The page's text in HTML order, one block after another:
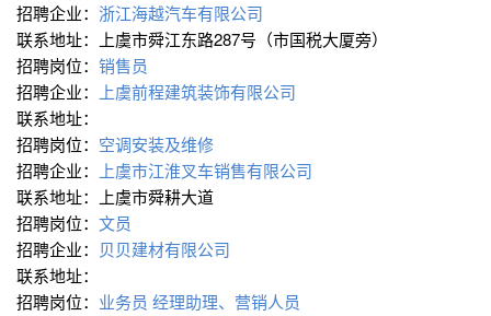
招聘企业： 浙江海越汽车有限公司
联系地址：上虞市舜江东路287号（市国税大厦旁）
招聘岗位： 销售员
招聘企业：
上虞前程建筑装饰有限公司
联系地址：
招聘岗位： 空调安装及维修
招聘企业：
上虞市江淮叉车销售有限公司
联系地址：上虞市舜耕大道
招聘岗位： 文员
招聘企业： 贝贝建材有限公司
联系地址：
招聘岗位： 业务员 经理助理、营销人员